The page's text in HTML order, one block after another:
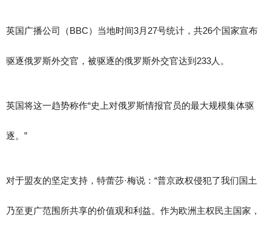
英国广播公司（BBC）当地时间3月27号统计，共26个国家宣布
驱逐俄罗斯外交官，被驱逐的俄罗斯外交官达到233人。
英国将这一趋势称作“史上对俄罗斯情报官员的最大规模集体驱
逐。”
对于盟友的坚定支持，特蕾莎·梅说：“普京政权侵犯了我们国土
乃至更广范围所共享的价值观和利益。作为欧洲主权民主国家，